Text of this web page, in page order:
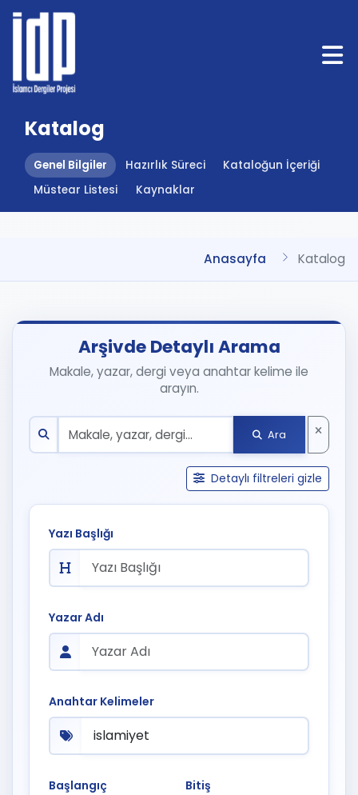
Katalog
Genel Bilgiler Hazırlık Süreci
Kataloğun İçeriği
Müstear Listesi
Kaynaklar
Anasayfa Katalog
Arşivde Detaylı Arama
Makale, yazar, dergi veya anahtar kelime ile
arayın.
Ara
Detaylı filtreleri gizle
Yazı Başlığı
Yazar Adı
Anahtar Kelimeler
Başlangıç Bitiş